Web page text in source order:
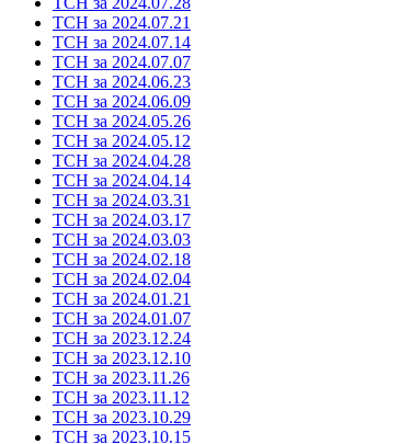
ТСН за 2024.07.21
ТСН за 2024.07.14
ТСН за 2024.07.07
ТСН за 2024.06.23
ТСН за 2024.06.09
ТСН за 2024.05.26
ТСН за 2024.05.12
ТСН за 2024.04.28
ТСН за 2024.04.14
ТСН за 2024.03.31
ТСН за 2024.03.17
ТСН за 2024.03.03
ТСН за 2024.02.18
ТСН за 2024.02.04
ТСН за 2024.01.21
ТСН за 2024.01.07
ТСН за 2023.12.24
ТСН за 2023.12.10
ТСН за 2023.11.26
ТСН за 2023.11.12
ТСН за 2023.10.29
ТСН за 2023.10.15